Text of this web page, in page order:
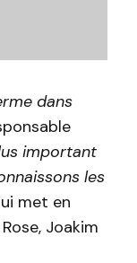
dans
important
les
met en
Joakim